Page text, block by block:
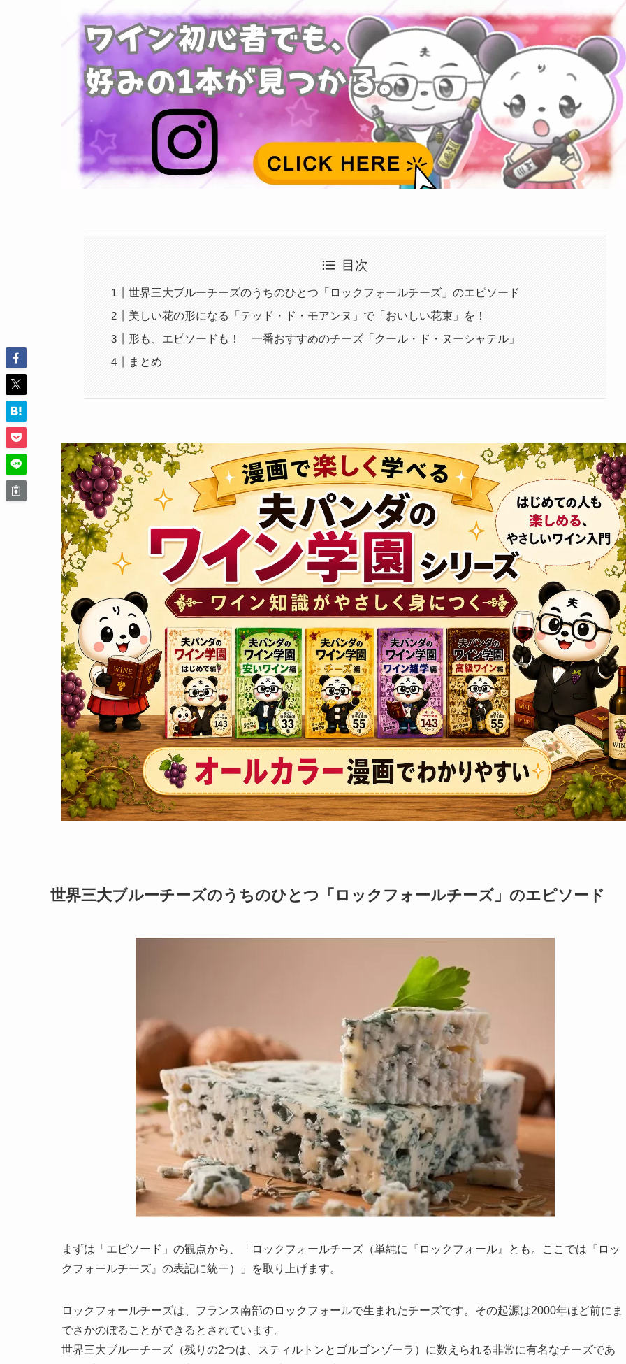
目次
世界三大ブルーチーズのうちのひとつ「ロックフォールチーズ」のエピソード
美しい花の形になる「テッド・ド・モアンヌ」で「おいしい花束」を！
形も、エピソードも！ 一番おすすめのチーズ「クール・ド・ヌーシャテル」
まとめ
世界三大ブルーチーズのうちのひとつ「ロックフォールチーズ」のエピソード
まずは「エピソード」の観点から、「ロックフォールチーズ（単純に『ロックフォール』とも。ここでは『ロッ
クフォールチーズ』の表記に統一）」を取り上げます。
ロックフォールチーズは、フランス南部のロックフォールで生まれたチーズです。その起源は2000年ほど前にま
でさかのぼることができるとされています。
世界三大ブルーチーズ（残りの2つは、スティルトンとゴルゴンゾーラ）に数えられる非常に有名なチーズであ